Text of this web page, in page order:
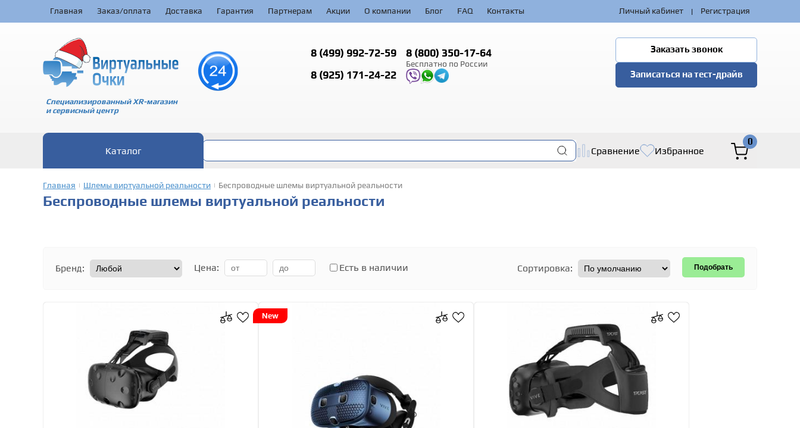
Главная Заказ/оплата Доставка Гарантия Партнерам Акции О компании Блог FAQ Контакты Личный кабинет | Регистрация
Специализированный XR-магазин
и сервисный центр
8 (499) 992-72-59 8 (800) 350-17-64
Бесплатно по России
8 (925) 171-24-22
Заказать звонок
Записаться на тест-драйв
Каталог Сравнение Избранное
0
Главная Шлемы виртуальной реальности Беспроводные шлемы виртуальной реальности
Беспроводные шлемы виртуальной реальности
Бренд: Цена: Есть в наличии Сортировка:
New